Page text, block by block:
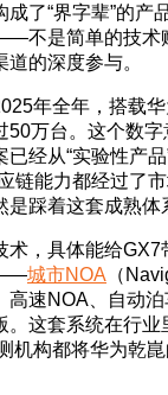
了“界字辈”的产
不是简单的技术
的深度参与。
年全年，搭载
50万台。这个数
经从“实验性产
链能力都经过了
踩着这套成熟体
术，具体能给
——城市NOA （
高速NOA、自动
这套系统在行业
机构都将华为乾